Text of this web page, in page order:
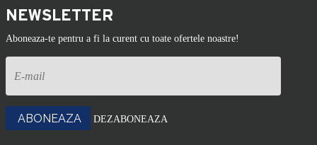
NEWSLETTER
Aboneaza-te pentru a fi la curent cu toate ofertele noastre!
DEZABONEAZA